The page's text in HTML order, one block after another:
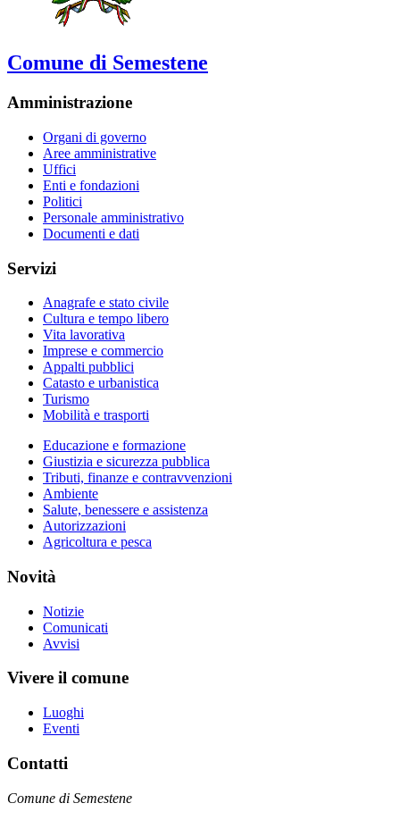
Comune di Semestene
Amministrazione
Organi di governo
Aree amministrative
Uffici
Enti e fondazioni
Politici
Personale amministrativo
Documenti e dati
Servizi
Anagrafe e stato civile
Cultura e tempo libero
Vita lavorativa
Imprese e commercio
Appalti pubblici
Catasto e urbanistica
Turismo
Mobilità e trasporti
Educazione e formazione
Giustizia e sicurezza pubblica
Tributi, finanze e contravvenzioni
Ambiente
Salute, benessere e assistenza
Autorizzazioni
Agricoltura e pesca
Novità
Notizie
Comunicati
Avvisi
Vivere il comune
Luoghi
Eventi
Contatti
Comune di Semestene